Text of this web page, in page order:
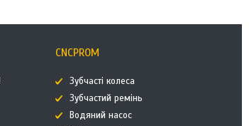
CNCPROM
Зубчасті колеса
Зубчастий ремінь
Водяний насос